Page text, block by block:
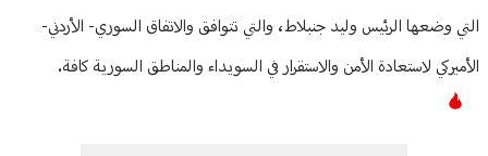
التي وضعها الرئيس وليد جنبلاط، والتي تتوافق والاتفاق السوري- الأردني-
الأميركي لاستعادة الأمن والاستقرار في السويداء والمناطق السورية كافة.